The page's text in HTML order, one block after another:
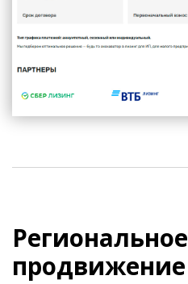
Региональное
продвижение